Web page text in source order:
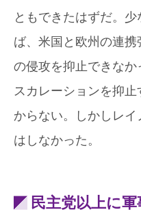
ともできたはずだ。
ば、米国と欧州の連
の侵攻を抑止できな
スカレーションを抑
からない。しかしレ
はしなかった。
民主党以上に